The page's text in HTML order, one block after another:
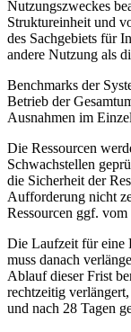
Nutzungszweckes
Struktureinheit und
des Sachgebiets für
andere Nutzung als
Benchmarks der
Betrieb der
Ausnahmen im
Die Ressourcen
Schwachstellen
die Sicherheit der
Aufforderung nicht
Ressourcen ggf.
Die Laufzeit für eine
muss danach
Ablauf dieser Frist
rechtzeitig
und nach 28 Tagen